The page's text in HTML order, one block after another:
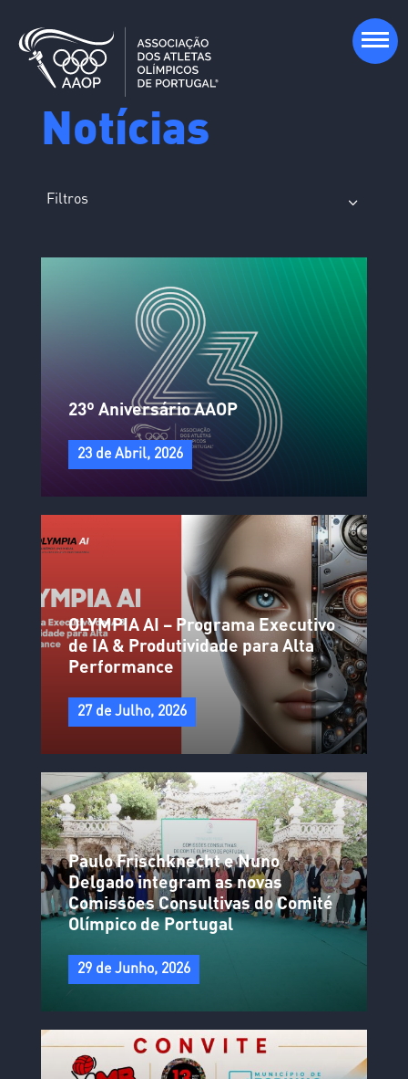
Notícias
Filtros
23º Aniversário AAOP
23 de Abril, 2026
OLYMPIA AI – Programa Executivo
de IA & Produtividade para Alta
Performance
27 de Julho, 2026
Paulo Frischknecht e Nuno
Delgado integram as novas
Comissões Consultivas do Comité
Olímpico de Portugal
29 de Junho, 2026